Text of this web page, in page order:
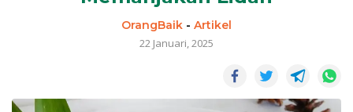
OrangBaik - Artikel
22 Januari, 2025